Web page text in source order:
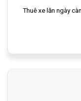
Thuê xe lăn ngày